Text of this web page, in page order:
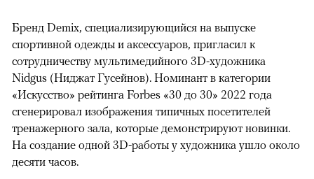
Бренд Demix, специализирующийся на выпуске
спортивной одежды и аксессуаров, пригласил к
сотрудничеству мультимедийного 3D-художника
Nidgus (Ниджат Гусейнов). Номинант в категории
«Искусство» рейтинга Forbes «30 до 30» 2022 года
сгенерировал изображения типичных посетителей
тренажерного зала, которые демонстрируют новинки.
На создание одной 3D-работы у художника ушло около
десяти часов.